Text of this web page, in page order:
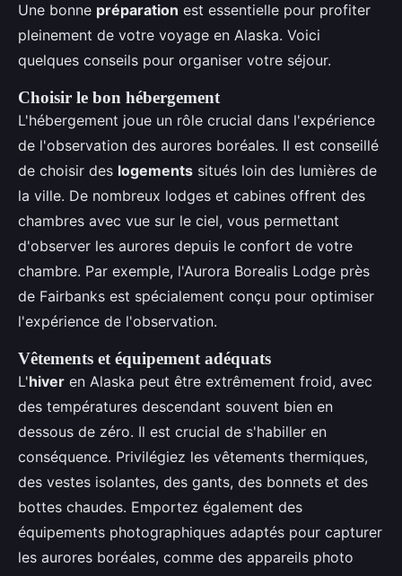
Une bonne préparation est essentielle pour profiter
pleinement de votre voyage en Alaska. Voici
quelques conseils pour organiser votre séjour.
Choisir le bon hébergement
L'hébergement joue un rôle crucial dans l'expérience
de l'observation des aurores boréales. Il est conseillé
de choisir des logements situés loin des lumières de
la ville. De nombreux lodges et cabines offrent des
chambres avec vue sur le ciel, vous permettant
d'observer les aurores depuis le confort de votre
chambre. Par exemple, l'Aurora Borealis Lodge près
de Fairbanks est spécialement conçu pour optimiser
l'expérience de l'observation.
Vêtements et équipement adéquats
L'hiver en Alaska peut être extrêmement froid, avec
des températures descendant souvent bien en
dessous de zéro. Il est crucial de s'habiller en
conséquence. Privilégiez les vêtements thermiques,
des vestes isolantes, des gants, des bonnets et des
bottes chaudes. Emportez également des
équipements photographiques adaptés pour capturer
les aurores boréales, comme des appareils photo